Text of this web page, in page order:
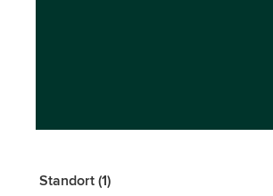
Standort (1)